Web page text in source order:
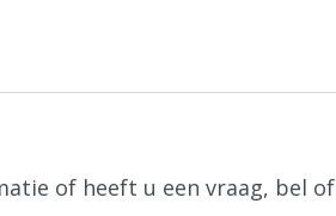
of heeft u een vraag, bel of